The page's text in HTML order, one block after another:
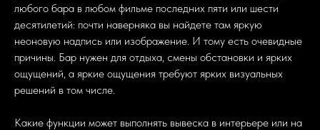
любого бара в любом фильме последних пяти или шести
десятилетий: почти наверняка вы найдете там яркую
неоновую надпись или изображение. И тому есть очевидные
причины. Бар нужен для отдыха, смены обстановки и ярких
ощущений, а яркие ощущения требуют ярких визуальных
решений в том числе.
Какие функции может выполнять вывеска в интерьере или на